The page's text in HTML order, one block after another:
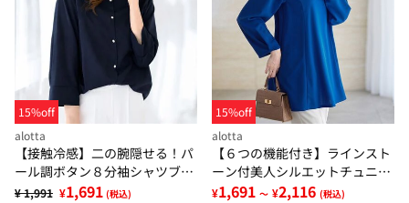
15%off
alotta
【接触冷感】二の腕隠せる！パ
ール調ボタン８分袖シャツブラ
ウス
¥ 1,991 ¥1,691 (税込)
15%off
alotta
【６つの機能付き】ラインスト
ーン付美人シルエットチュニッ
ク
¥1,691 ～ ¥2,116 (税込)